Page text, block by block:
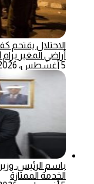
الاحتلال يقتحم
أراضي المغير برام
5 أغسطس، 2026
باسم الرئيس:
الخدمة الممتازة